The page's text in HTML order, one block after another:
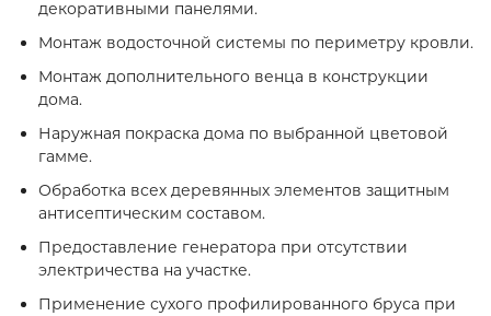
декоративными панелями.
Монтаж водосточной системы по периметру кровли.
Монтаж дополнительного венца в конструкции
дома.
Наружная покраска дома по выбранной цветовой
гамме.
Обработка всех деревянных элементов защитным
антисептическим составом.
Предоставление генератора при отсутствии
электричества на участке.
Применение сухого профилированного бруса при